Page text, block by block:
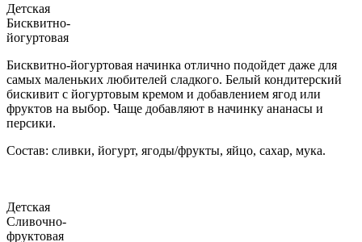
Детская
Бисквитно-
йогуртовая
Бисквитно-йогуртовая начинка отлично подойдет даже для
самых маленьких любителей сладкого. Белый кондитерский
бискивит с йогуртовым кремом и добавлением ягод или
фруктов на выбор. Чаще добавляют в начинку ананасы и
персики.
Состав: сливки, йогурт, ягоды/фрукты, яйцо, сахар, мука.
Детская
Сливочно-
фруктовая